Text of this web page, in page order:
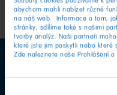
abychom mohli nabízet různé
na náš web. Informace o tom,
stránky, sdílíme také s našimi
tvorby analýz. Naši partneři
které jste jim poskytli nebo které
Zde naleznete naše Prohlášení o